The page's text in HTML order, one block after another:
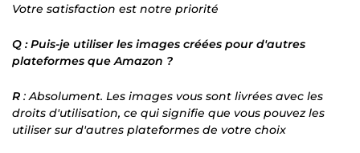
Votre satisfaction est notre priorité
Q : Puis-je utiliser les images créées pour d'autres
plateformes que Amazon ?
R : Absolument. Les images vous sont livrées avec les
droits d'utilisation, ce qui signifie que vous pouvez les
utiliser sur d'autres plateformes de votre choix